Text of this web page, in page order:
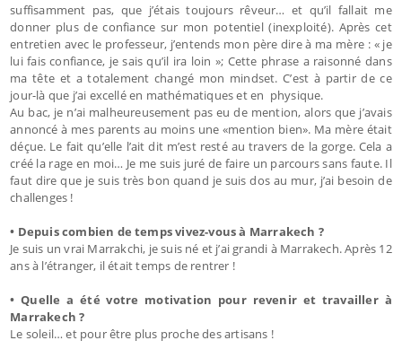
suffisamment pas, que j’étais toujours rêveur… et qu’il fallait me
donner plus de confiance sur mon potentiel (inexploité). Après cet
entretien avec le professeur, j’entends mon père dire à ma mère : « je
lui fais confiance, je sais qu’il ira loin »; Cette phrase a raisonné dans
ma tête et a totalement changé mon mindset. C’est à partir de ce
jour-là que j’ai excellé en mathématiques et en physique.
Au bac, je n’ai malheureusement pas eu de mention, alors que j’avais
annoncé à mes parents au moins une «mention bien». Ma mère était
déçue. Le fait qu’elle l’ait dit m’est resté au travers de la gorge. Cela a
créé la rage en moi… Je me suis juré de faire un parcours sans faute. Il
faut dire que je suis très bon quand je suis dos au mur, j’ai besoin de
challenges !
• Depuis combien de temps vivez-vous à Marrakech ?
Je suis un vrai Marrakchi, je suis né et j’ai grandi à Marrakech. Après 12
ans à l’étranger, il était temps de rentrer !
• Quelle a été votre motivation pour revenir et travailler à
Marrakech ?
Le soleil… et pour être plus proche des artisans !